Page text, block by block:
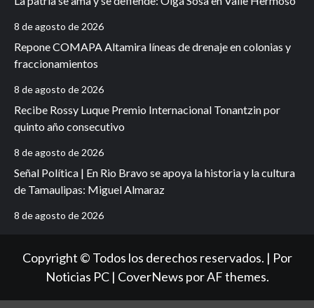
8 de agosto de 2026
Repone COMAPA Altamira líneas de drenaje en colonias y
fraccionamientos
8 de agosto de 2026
Recibe Rossy Luque Premio Internacional Tonantzin por
quinto año consecutivo
8 de agosto de 2026
Señal Política | En Rio Bravo se apoya la historia y la cultura
de Tamaulipas: Miguel Almaraz
8 de agosto de 2026
Copyright © Todos los derechos reservados. | Por
Noticias PC | CoverNews por AF themes.